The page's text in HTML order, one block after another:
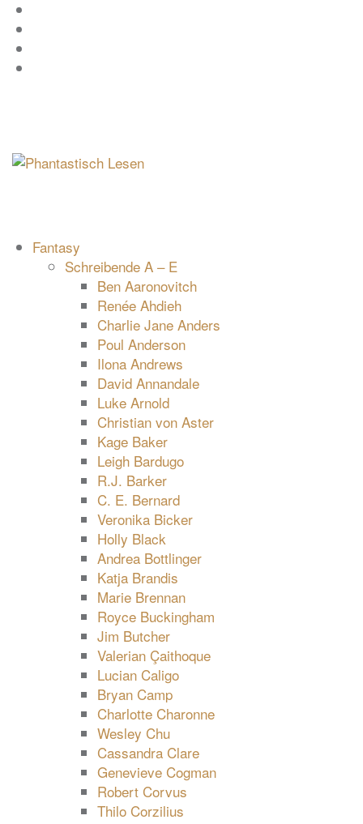
Zum
Inhalt
springen
Fantasy
Schreibende A – E
Ben Aaronovitch
Renée Ahdieh
Charlie Jane Anders
Poul Anderson
Ilona Andrews
David Annandale
Luke Arnold
Christian von Aster
Kage Baker
Leigh Bardugo
R.J. Barker
C. E. Bernard
Veronika Bicker
Holly Black
Andrea Bottlinger
Katja Brandis
Marie Brennan
Royce Buckingham
Jim Butcher
Valerian Çaithoque
Lucian Caligo
Bryan Camp
Charlotte Charonne
Wesley Chu
Cassandra Clare
Genevieve Cogman
Robert Corvus
Thilo Corzilius